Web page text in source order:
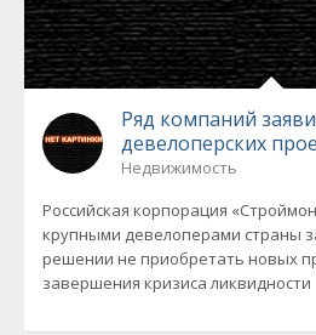
Ряд компаний
девелоперских
Недвижимость
Российская корпорация
крупными девелоперами страны
решении не приобретать новых
завершения кризиса ликвидности